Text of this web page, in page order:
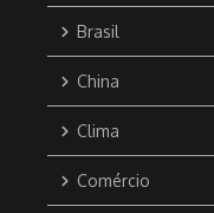
Brasil
China
Clima
Comércio